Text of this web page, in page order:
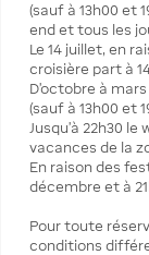
(sauf à 13h00 et
end et tous les
Le 14 juillet, en
croisière part à
D’octobre à
(sauf à 13h00 et
Jusqu’à 22h30
vacances de la
En raison des
décembre et à
Pour toute
conditions